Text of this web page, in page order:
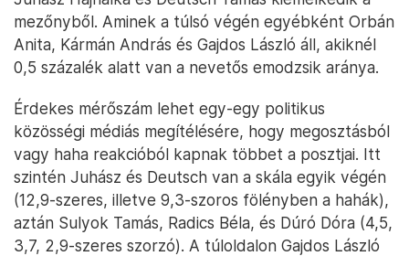
mezőnyből. Aminek a túlsó végén egyébként Orbán
Anita, Kármán András és Gajdos László áll, akiknél
0,5 százalék alatt van a nevetős emodzsik aránya.
Érdekes mérőszám lehet egy-egy politikus
közösségi médiás megítélésére, hogy megosztásból
vagy haha reakcióból kapnak többet a posztjai. Itt
szintén Juhász és Deutsch van a skála egyik végén
(12,9-szeres, illetve 9,3-szoros fölényben a hahák),
aztán Sulyok Tamás, Radics Béla, és Dúró Dóra (4,5,
3,7, 2,9-szeres szorzó). A túloldalon Gajdos László